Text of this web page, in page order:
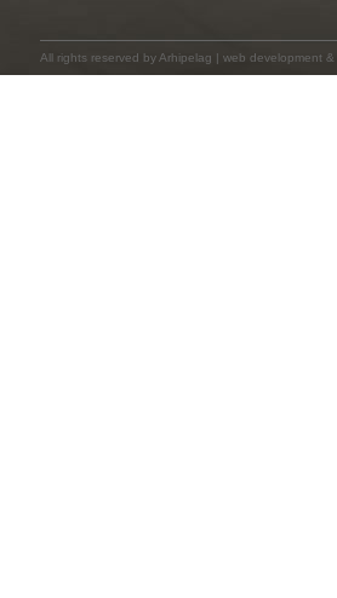
All rights reserved by Arhipelag | web development &